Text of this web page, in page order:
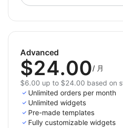
Advanced
$24.00/ 月
$6.00 up to $24.00 based on
Unlimited orders per month
Unlimited widgets
Pre-made templates
Fully customizable widgets